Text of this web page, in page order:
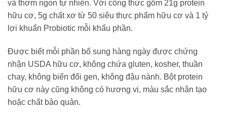
và thơm ngon tự nhiên. Với công thức gồm 21g protein
hữu cơ, 5g chất xơ từ 50 siêu thực phẩm hữu cơ và 1 tỷ
lợi khuẩn Probiotic mỗi khẩu phần.
Được biết mỗi phần bổ sung hàng ngày được chứng
nhận USDA hữu cơ, không chứa gluten, kosher, thuần
chay, không biến đổi gen, không đậu nành. Bột protein
hữu cơ này cũng không có hương vị, màu sắc nhân tạo
hoặc chất bảo quản.